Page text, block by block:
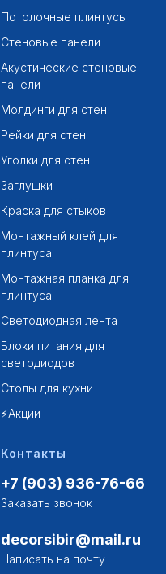
Потолочные плинтусы
Стеновые панели
Акустические стеновые
панели
Молдинги для стен
Рейки для стен
Уголки для стен
Заглушки
Краска для стыков
Монтажный клей для
плинтуса
Монтажная планка для
плинтуса
Светодиодная лента
Блоки питания для
светодиодов
Столы для кухни
⚡Акции
Контакты
+7 (903) 936-76-66
Заказать звонок
decorsibir@mail.ru
Написать на почту